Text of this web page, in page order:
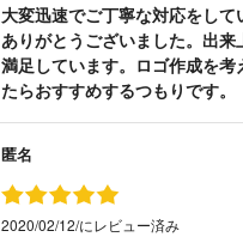
大変迅速でご丁寧な対応をして
ありがとうございました。出来
満足しています。ロゴ作成を考
たらおすすめするつもりです。
匿名
2020/02/12/にレビュー済み